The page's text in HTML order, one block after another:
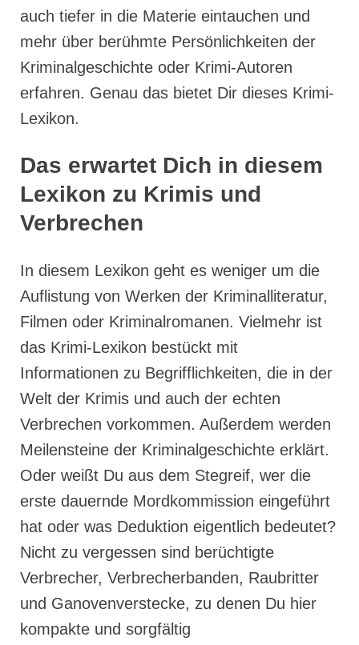
auch tiefer in die Materie eintauchen und
mehr über berühmte Persönlichkeiten der
Kriminalgeschichte oder Krimi-Autoren
erfahren. Genau das bietet Dir dieses Krimi-
Lexikon.
Das erwartet Dich in diesem
Lexikon zu Krimis und
Verbrechen
In diesem Lexikon geht es weniger um die
Auflistung von Werken der Kriminalliteratur,
Filmen oder Kriminalromanen. Vielmehr ist
das Krimi-Lexikon bestückt mit
Informationen zu Begrifflichkeiten, die in der
Welt der Krimis und auch der echten
Verbrechen vorkommen. Außerdem werden
Meilensteine der Kriminalgeschichte erklärt.
Oder weißt Du aus dem Stegreif, wer die
erste dauernde Mordkommission eingeführt
hat oder was Deduktion eigentlich bedeutet?
Nicht zu vergessen sind berüchtigte
Verbrecher, Verbrecherbanden, Raubritter
und Ganovenverstecke, zu denen Du hier
kompakte und sorgfältig